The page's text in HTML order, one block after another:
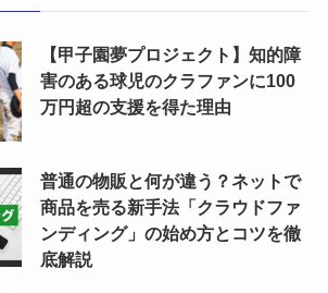
【甲子園夢プロジェクト】知的障
害のある球児のクラファンに100
万円超の支援を得た理由
普通の物販と何が違う？ネットで
商品を売る新手法「クラウドファ
ンディング」の始め方とコツを徹
底解説